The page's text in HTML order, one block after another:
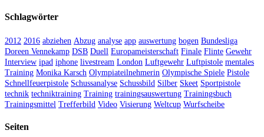
Schlagwörter
2012 2016 abziehen Abzug analyse app auswertung bogen Bundesliga
Doreen Vennekamp DSB Duell Europameisterschaft Finale Flinte Gewehr
Interview ipad iphone livestream London Luftgewehr Luftpistole mentales
Training Monika Karsch Olympiateilnehmerin Olympische Spiele Pistole
Schnellfeuerpistole Schussanalyse Schussbild Silber Skeet Sportpistole
technik techniktraining Training trainingsauswertung Trainingsbuch
Trainingsmittel Trefferbild Video Visierung Weltcup Wurfscheibe
Seiten